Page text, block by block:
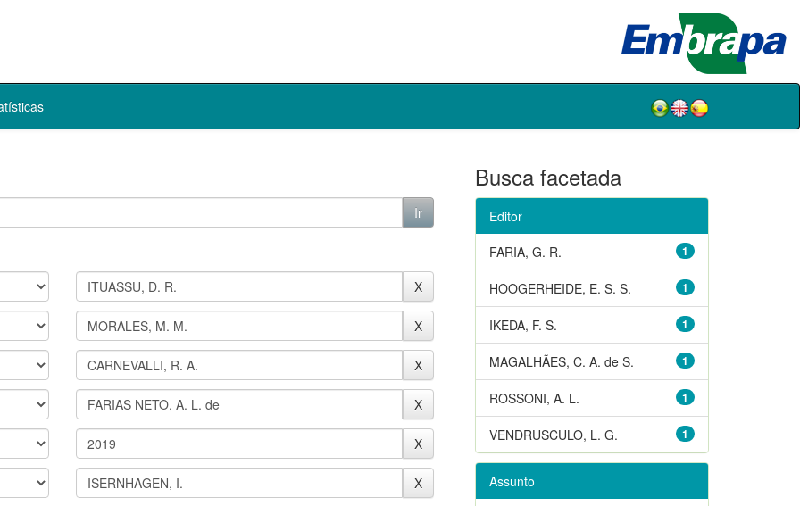
Busca facetada
Editor
1
FARIA, G. R.
1
HOOGERHEIDE, E. S. S.
1
IKEDA, F. S.
1
MAGALHÃES, C. A. de S.
1
ROSSONI, A. L.
1
VENDRUSCULO, L. G.
Assunto